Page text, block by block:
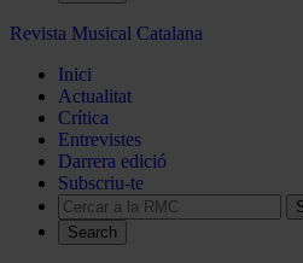
Revista Musical Catalana
Inici
Actualitat
Crítica
Entrevistes
Darrera edició
Subscriu-te
Search